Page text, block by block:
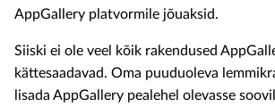
AppGallery platvormile jõuaksid.
Siiski ei ole veel kõik rakendused
kättesaadavad. Oma puuduoleva
lisada AppGallery pealehel olevasse